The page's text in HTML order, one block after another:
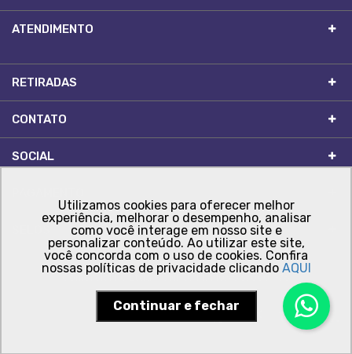
ATENDIMENTO
RETIRADAS
CONTATO
SOCIAL
Comercial FC Ltda - CNPJ: 14.410.956/0001-76
Utilizamos cookies para oferecer melhor
experiência, melhorar o desempenho, analisar
como você interage em nosso site e
personalizar conteúdo. Ao utilizar este site,
você concorda com o uso de cookies. Confira
nossas políticas de privacidade clicando AQUI
Continuar e fechar